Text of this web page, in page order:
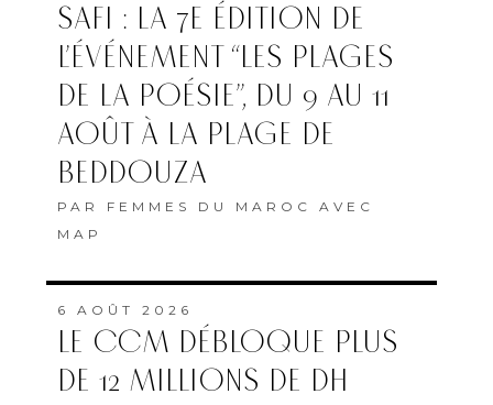
SAFI : LA 7E ÉDITION DE
L’ÉVÉNEMENT “LES PLAGES
DE LA POÉSIE”, DU 9 AU 11
AOÛT À LA PLAGE DE
BEDDOUZA
PAR FEMMES DU MAROC AVEC
MAP
6 AOÛT 2026
LE CCM DÉBLOQUE PLUS
DE 12 MILLIONS DE DH